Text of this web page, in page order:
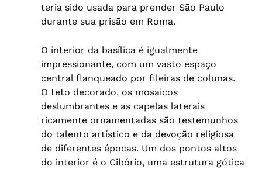
teria sido usada para prender São Paulo
durante sua prisão em Roma.
O interior da basílica é igualmente
impressionante, com um vasto espaço
central flanqueado por fileiras de colunas.
O teto decorado, os mosaicos
deslumbrantes e as capelas laterais
ricamente ornamentadas são testemunhos
do talento artístico e da devoção religiosa
de diferentes épocas. Um dos pontos altos
do interior é o Cibório, uma estrutura gótica